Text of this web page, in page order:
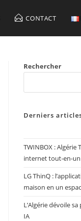
CONTACT
Rechercher
Derniers
TWINBOX : Algérie
internet tout-en-un
LG ThinQ :
maison en un
L’Algérie dévoile
IA